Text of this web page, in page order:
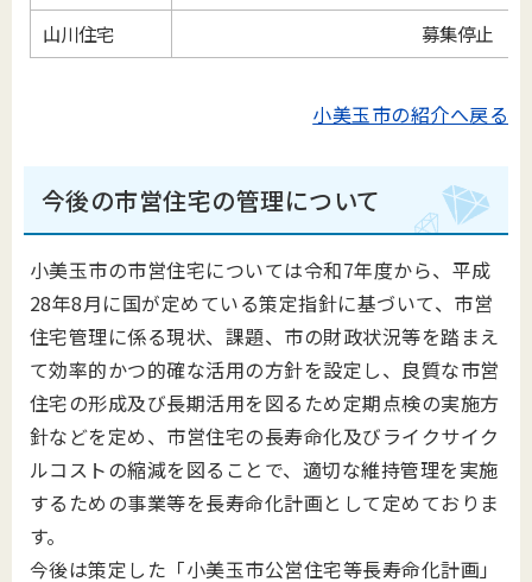
山川住宅
募集停止
小美玉市の紹介へ戻る
今後の市営住宅の管理について
小美玉市の市営住宅については令和7年度から、平成
28年8⽉に国が定めている策定指針に基づいて、市営
住宅管理に係る現状、課題、市の財政状況等を踏まえ
て効率的かつ的確な活⽤の⽅針を設定し、良質な市営
住宅の形成及び⻑期活⽤を図るため定期点検の実施⽅
針などを定め、市営住宅の⻑寿命化及びライクサイク
ルコストの縮減を図ることで、適切な維持管理を実施
するための事業等を長寿命化計画として定めておりま
す。
今後は策定した「小美玉市公営住宅等長寿命化計画」